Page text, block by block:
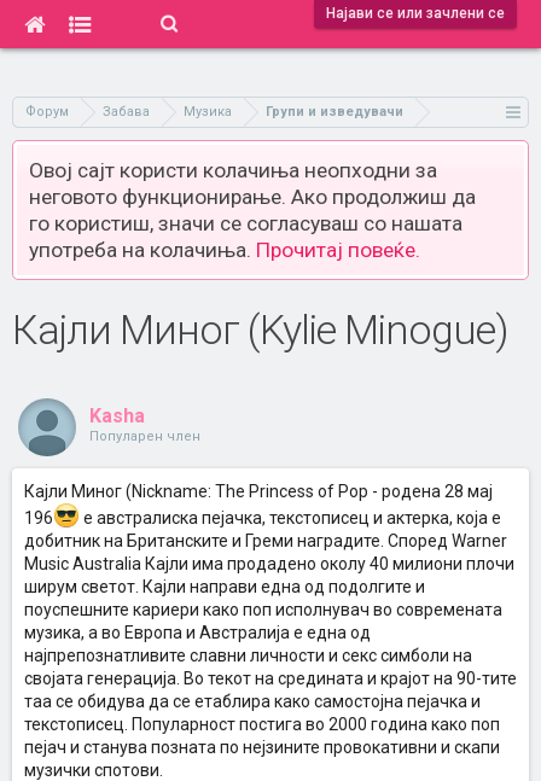
Најави се или зачлени се
Форум Забава Музика Групи и изведувачи
Овој сајт користи колачиња неопходни за
неговото функционирање. Ако продолжиш да
го користиш, значи се согласуваш со нашата
употреба на колачиња. Прочитај повеќе.
Кајли Миног (Kylie Minogue)
Kasha
Популарен член
Кајли Миног (Nickname: The Princess of Pop - родена 28 мај
196
е австралиска пејачка, текстописец и актерка, која е
добитник на Британските и Греми наградите. Според Warner
Music Australia Кајли има продадено околу 40 милиони плочи
ширум светот. Кајли направи една од подолгите и
поуспешните кариери како поп исполнувач во современата
музика, а во Европа и Австралија е една од
најпрепознатливите славни личности и секс симболи на
својата генерација. Во текот на средината и крајот на 90-тите
таа се обидува да се етаблира како самостојна пејачка и
текстописец. Популарност постига во 2000 година како поп
пејач и станува позната по нејзините провокативни и скапи
музички спотови.